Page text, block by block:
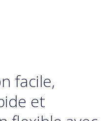
facile,
et